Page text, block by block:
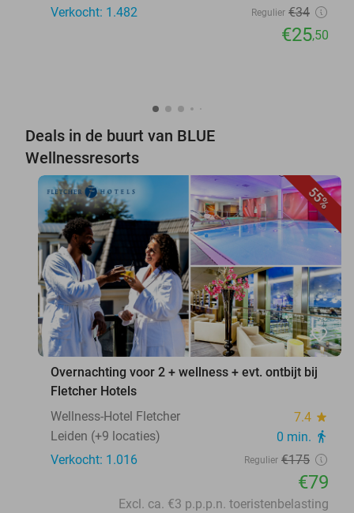
Verkocht: 1.482
Regulier €34
€25,50
Deals in de buurt van BLUE
Wellnessresorts
55%
favorite_border
Overnachting voor 2 + wellness + evt. ontbijt bij
Fletcher Hotels
Wellness-Hotel Fletcher
7.4 star
Leiden (+9 locaties) 0 min. directions_walk
Verkocht: 1.016 Regulier €175
€79
Excl. ca. €3 p.p.p.n. toeristenbelasting